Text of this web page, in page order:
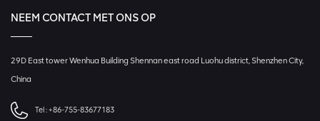
NEEM CONTACT MET ONS OP
29D East tower Wenhua Building Shennan east road Luohu district, Shenzhen City,
China
Tel :+86-755-83677183